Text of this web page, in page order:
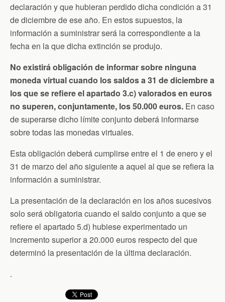
declaración y que hubieran perdido dicha condición a 31
de diciembre de ese año. En estos supuestos, la
información a suministrar será la correspondiente a la
fecha en la que dicha extinción se produjo.
No existirá obligación de informar sobre ninguna
moneda virtual cuando los saldos a 31 de diciembre a
los que se refiere el apartado 3.c) valorados en euros
no superen, conjuntamente, los 50.000 euros. En caso
de superarse dicho límite conjunto deberá informarse
sobre todas las monedas virtuales.
Esta obligación deberá cumplirse entre el 1 de enero y el
31 de marzo del año siguiente a aquel al que se refiera la
información a suministrar.
La presentación de la declaración en los años sucesivos
solo será obligatoria cuando el saldo conjunto a que se
refiere el apartado 5.d) hubiese experimentado un
incremento superior a 20.000 euros respecto del que
determinó la presentación de la última declaración.
.